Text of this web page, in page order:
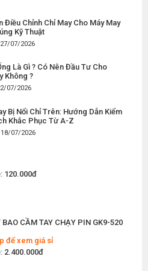
Kỹ Thuật
07/2026
Không ?
07/2026
Khắc Phục Từ A-Z
07/2026
Máy May Gia Đình Cũ Để Sử Dụng
Khuyên Từ Chuyên Gia
07/2026
Cách Vệ Sinh Bàn Ủi Hơi Nước
để xem giá sỉ
50.000đ
CẮT VẢI CẦM TAY YJ-65
để xem giá sỉ
2.400.000đ